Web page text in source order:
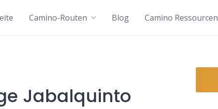
Camino-Routen Blog Camino Ressourcen
Jabalquinto